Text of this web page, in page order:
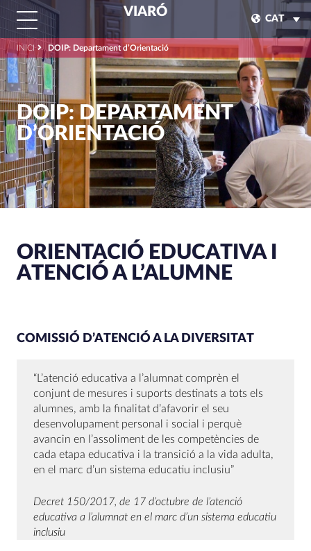
VIARÓ
CAT
INICI DOIP: Departament d’Orientació
DOIP: DEPARTAMENT
D’ORIENTACIÓ
ORIENTACIÓ EDUCATIVA I
ATENCIÓ A L’ALUMNE
COMISSIÓ D’ATENCIÓ A LA DIVERSITAT
“L’atenció educativa a l’alumnat comprèn el
conjunt de mesures i suports destinats a tots els
alumnes, amb la finalitat d’afavorir el seu
desenvolupament personal i social i perquè
avancin en l’assoliment de les competències de
cada etapa educativa i la transició a la vida adulta,
en el marc d’un sistema educatiu inclusiu”
Decret 150/2017, de 17 d’octubre de l’atenció
educativa a l’alumnat en el marc d’un sistema educatiu
inclusiu